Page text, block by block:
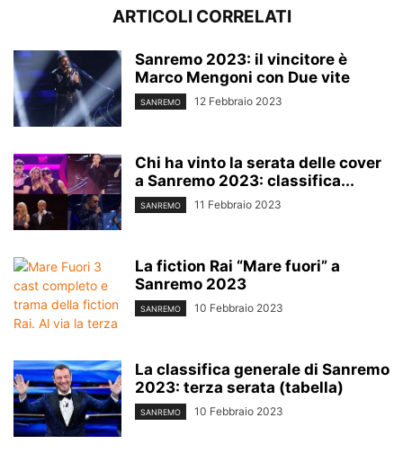
ARTICOLI CORRELATI
Sanremo 2023: il vincitore è
Marco Mengoni con Due vite
SANREMO 12 Febbraio 2023
Chi ha vinto la serata delle cover
a Sanremo 2023: classifica...
SANREMO 11 Febbraio 2023
La fiction Rai “Mare fuori” a
Sanremo 2023
SANREMO 10 Febbraio 2023
La classifica generale di Sanremo
2023: terza serata (tabella)
SANREMO 10 Febbraio 2023